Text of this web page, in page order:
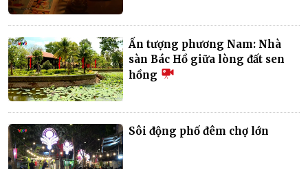
Ấn tượng phương Nam: Nhà
sàn Bác Hồ giữa lòng đất sen
hồng
Sôi động phố đêm chợ lớn